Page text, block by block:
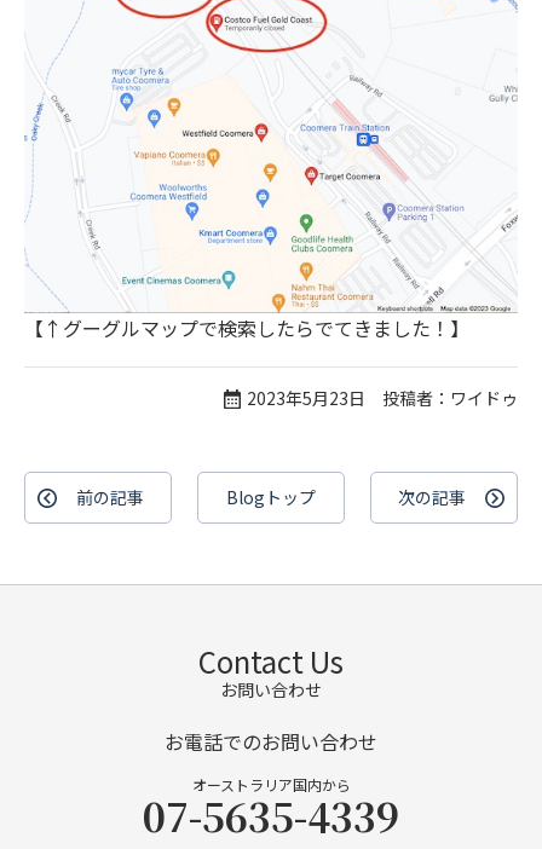
【↑グーグルマップで検索したらでてきました！】
2023年5月23日 投稿者：ワイドゥ
前の記事 Blogトップ 次の記事
Contact Us
お問い合わせ
お電話でのお問い合わせ
オーストラリア国内から
07-5635-4339